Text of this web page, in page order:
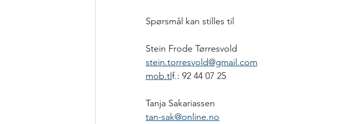
Spørsmål kan stilles til
Stein Frode Tørresvold
stein.torresvold@gmail.com
mob.tlf.: 92 44 07 25
Tanja Sakariassen
tan-sak@online.no